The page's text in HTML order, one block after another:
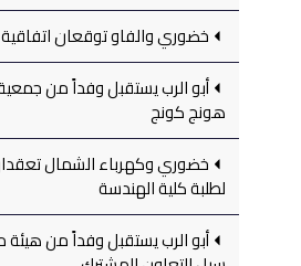
خضوري والفاو توقعان
أبو الرب يستقبل وفداً من
هونج كونج
خضوري وكهرباء الشمال
لطلبة كلية الهندسة
أبو الرب يستقبل وفداً من